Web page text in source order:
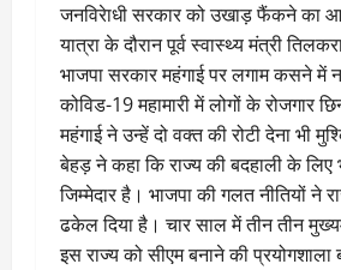
जनविरेाधी सरकार को उखाड़ फैंकने का
यात्रा के दौरान पूर्व स्वास्थ्य मंत्री
भाजपा सरकार महंगाई पर लगाम कसने में
कोविड-19 महामारी में लोगों के रोजगार
महंगाई ने उन्हें दो वक्त की रोटी देना भी
बेहड़ ने कहा कि राज्य की बदहाली के लिए
जिम्मेदार है। भाजपा की गलत नीतियों ने
ढकेल दिया है। चार साल में तीन तीन
इस राज्य को सीएम बनाने की प्रयोगशाला